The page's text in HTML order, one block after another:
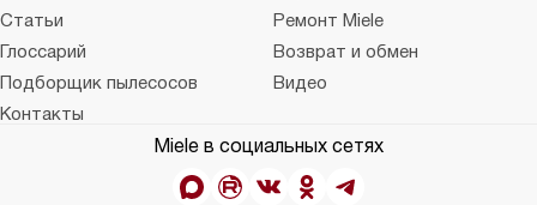
Статьи
Ремонт Miele
Глоссарий
Возврат и обмен
Подборщик пылесосов
Видео
Контакты
Miele в социальных сетях